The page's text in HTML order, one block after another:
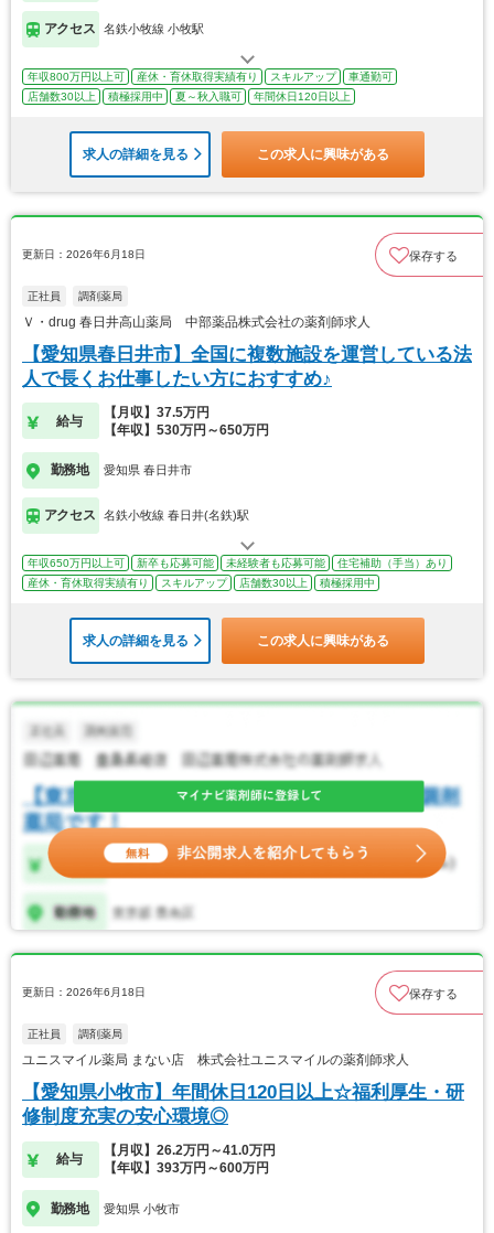
アクセス 名鉄小牧線 小牧駅
年収800万円以上可 産休・育休取得実績有り スキルアップ
車通勤可
店舗数30以上
積極採用中 夏～秋入職可 年間休日120日以上
求人の詳細を見る この求人に興味がある
更新日：2026年6月18日 保存する
正社員 調剤薬局
Ｖ・drug 春日井高山薬局 中部薬品株式会社の薬剤師求人
【愛知県春日井市】全国に複数施設を運営している法
人で長くお仕事したい方におすすめ♪
給与
【月収】37.5万円
【年収】530万円～650万円
勤務地 愛知県 春日井市
アクセス 名鉄小牧線 春日井(名鉄)駅
年収650万円以上可 新卒も応募可能 未経験者も応募可能
住宅補助（手当）あり
産休・育休取得実績有り
スキルアップ 店舗数30以上 積極採用中
求人の詳細を見る この求人に興味がある
更新日：2026年6月18日 保存する
正社員 調剤薬局
ユニスマイル薬局 まない店 株式会社ユニスマイルの薬剤師求人
【愛知県小牧市】年間休日120日以上☆福利厚生・研
修制度充実の安心環境◎
給与
【月収】26.2万円～41.0万円
【年収】393万円～600万円
勤務地 愛知県 小牧市